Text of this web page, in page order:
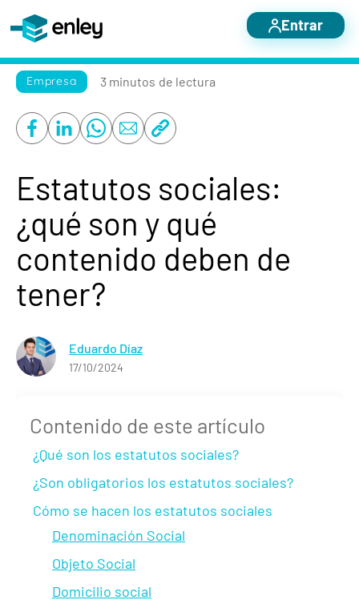
Servicios destacados
Otros servicios
Nosotros
Contacto
Entrar
Empresa 3 minutos de lectura
Estatutos sociales:
¿qué son y qué
contenido deben de
tener?
Eduardo Díaz
17/10/2024
Contenido de este artículo
¿Qué son los estatutos sociales?
¿Son obligatorios los estatutos sociales?
Cómo se hacen los estatutos sociales
Denominación Social
Objeto Social
Domicilio social